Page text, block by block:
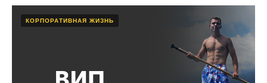
КОРПОРАТИВНАЯ ЖИЗНЬ